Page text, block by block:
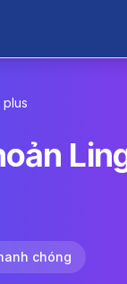
plus
chóng